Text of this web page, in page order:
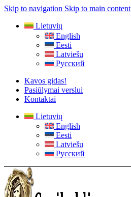
Skip to navigation Skip to main content
Lietuvių
English
Eesti
Latviešu
Русский
Kavos gidas!
Pasiūlymai verslui
Kontaktai
Lietuvių
English
Eesti
Latviešu
Русский